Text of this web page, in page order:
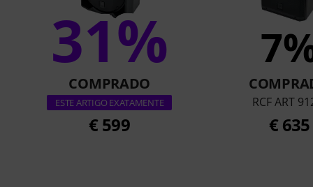
31%
COMPRADO
ESTE ARTIGO EXATAMENTE
€ 599
RCF ART
€ 635